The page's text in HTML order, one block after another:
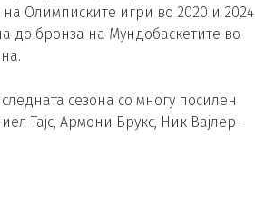
на Олимписките игри во 2020 и 2024
до бронза на Мундобаскетите во
сезона со многу посилен
Тајс, Армони Брукс, Ник Вајлер-